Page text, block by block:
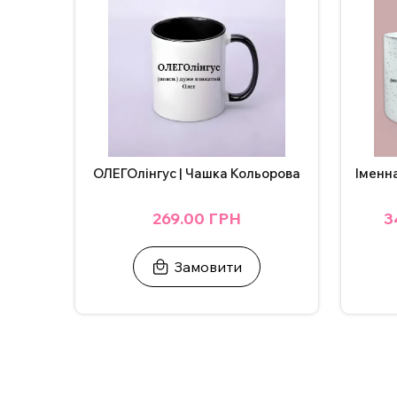
ОЛЕГОлінгус | Чашка Кольорова
269.00 ГРН
Замовити